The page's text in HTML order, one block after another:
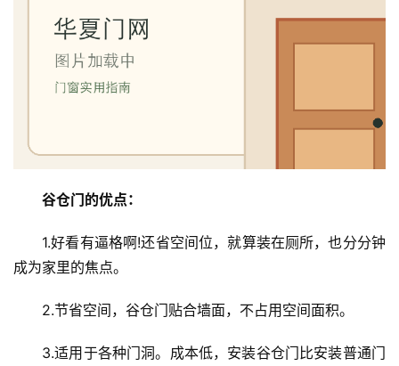
谷仓门的优点：
1.好看有逼格啊!还省空间位，就算装在厕所，也分分钟
成为家里的焦点。
2.节省空间，谷仓门贴合墙面，不占用空间面积。
3.适用于各种门洞。成本低，安装谷仓门比安装普通门